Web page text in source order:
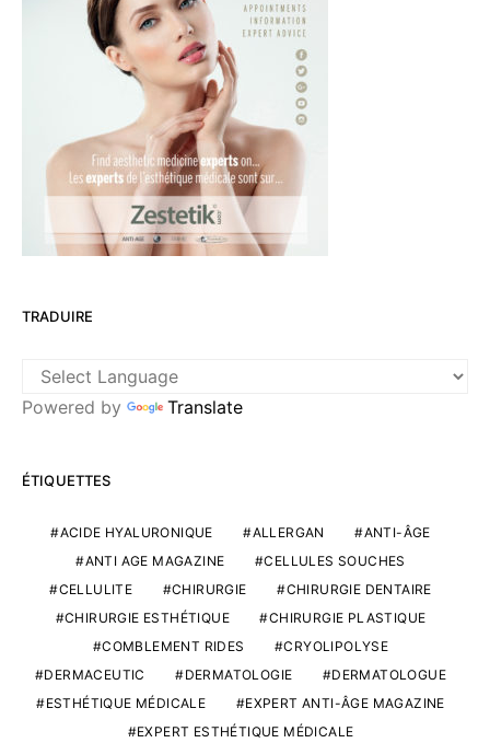
TRADUIRE
Powered by Translate
ÉTIQUETTES
ACIDE HYALURONIQUE ALLERGAN
ANTI-ÂGE
ANTI AGE MAGAZINE
CELLULES SOUCHES
CELLULITE
CHIRURGIE
CHIRURGIE DENTAIRE
CHIRURGIE ESTHÉTIQUE
CHIRURGIE PLASTIQUE
COMBLEMENT RIDES
CRYOLIPOLYSE
DERMACEUTIC
DERMATOLOGIE
DERMATOLOGUE
ESTHÉTIQUE MÉDICALE
EXPERT ANTI-ÂGE MAGAZINE
EXPERT ESTHÉTIQUE MÉDICALE